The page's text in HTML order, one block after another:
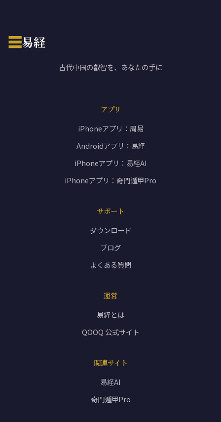
☰易経
古代中国の叡智を、あなたの手に
アプリ
iPhoneアプリ：周易
Androidアプリ：易経
iPhoneアプリ：易経AI
iPhoneアプリ：奇門遁甲Pro
サポート
ダウンロード
ブログ
よくある質問
運営
易経とは
QOOQ 公式サイト
関連サイト
易経AI
奇門遁甲Pro